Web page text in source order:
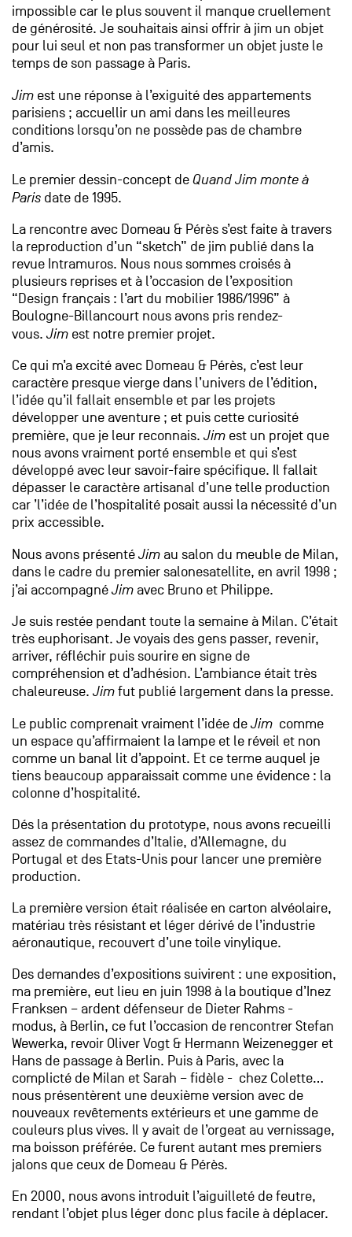
impossible car le plus souvent il manque cruellement
de générosité. Je souhaitais ainsi offrir à jim un objet
pour lui seul et non pas transformer un objet juste le
temps de son passage à Paris.
Jim est une réponse à l’exiguité des appartements
parisiens ; accuellir un ami dans les meilleures
conditions lorsqu’on ne possède pas de chambre
d’amis.
Le premier dessin-concept de Quand Jim monte à
Paris date de 1995.
La rencontre avec Domeau & Pérès s’est faite à travers
la reproduction d’un “sketch” de jim publié dans la
revue Intramuros. Nous nous sommes croisés à
plusieurs reprises et à l’occasion de l’exposition
“Design français : l’art du mobilier 1986/1996” à
Boulogne-Billancourt nous avons pris rendez-
vous. Jim est notre premier projet.
Ce qui m’a excité avec Domeau & Pérès, c’est leur
caractère presque vierge dans l’univers de l’édition,
l’idée qu’il fallait ensemble et par les projets
développer une aventure ; et puis cette curiosité
première, que je leur reconnais. Jim est un projet que
nous avons vraiment porté ensemble et qui s’est
développé avec leur savoir-faire spécifique. Il fallait
dépasser le caractère artisanal d’une telle production
car ’l’idée de l’hospitalité posait aussi la nécessité d’un
prix accessible.
Nous avons présenté Jim au salon du meuble de Milan,
dans le cadre du premier salonesatellite, en avril 1998 ;
j’ai accompagné Jim avec Bruno et Philippe.
Je suis restée pendant toute la semaine à Milan. C’était
très euphorisant. Je voyais des gens passer, revenir,
arriver, réfléchir puis sourire en signe de
compréhension et d’adhésion. L’ambiance était très
chaleureuse. Jim fut publié largement dans la presse.
Le public comprenait vraiment l’idée de Jim comme
un espace qu’affirmaient la lampe et le réveil et non
comme un banal lit d’appoint. Et ce terme auquel je
tiens beaucoup apparaissait comme une évidence : la
colonne d’hospitalité.
Dés la présentation du prototype, nous avons recueilli
assez de commandes d’Italie, d’Allemagne, du
Portugal et des Etats-Unis pour lancer une première
production.
La première version était réalisée en carton alvéolaire,
matériau très résistant et léger dérivé de l’industrie
aéronautique, recouvert d’une toile vinylique.
Des demandes d’expositions suivirent : une exposition,
ma première, eut lieu en juin 1998 à la boutique d’Inez
Franksen – ardent défenseur de Dieter Rahms -
modus, à Berlin, ce fut l’occasion de rencontrer Stefan
Wewerka, revoir Oliver Vogt & Hermann Weizenegger et
Hans de passage à Berlin. Puis à Paris, avec la
complicté de Milan et Sarah – fidèle - chez Colette…
nous présentèrent une deuxième version avec de
nouveaux revêtements extérieurs et une gamme de
couleurs plus vives. Il y avait de l’orgeat au vernissage,
ma boisson préférée. Ce furent autant mes premiers
jalons que ceux de Domeau & Pérès.
En 2000, nous avons introduit l’aiguilleté de feutre,
rendant l’objet plus léger donc plus facile à déplacer.